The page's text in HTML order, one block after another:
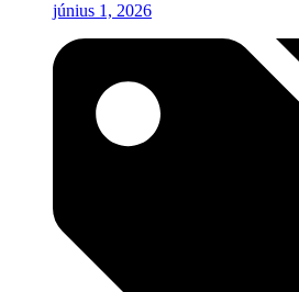
június 1, 2026